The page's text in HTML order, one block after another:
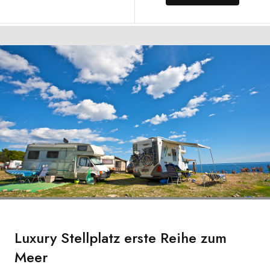
Luxury Stellplatz erste Reihe zum
Meer